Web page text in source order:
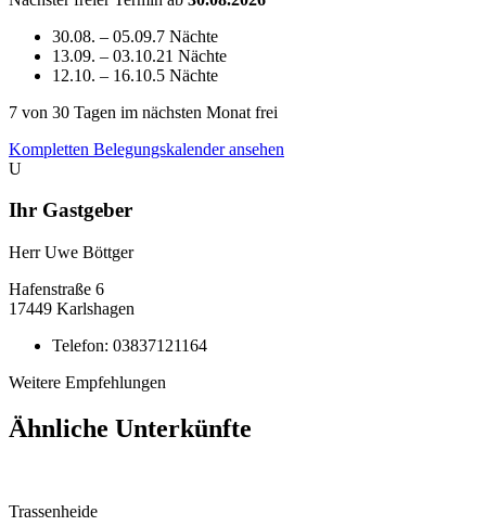
30.08. – 05.09.7 Nächte
13.09. – 03.10.21 Nächte
12.10. – 16.10.5 Nächte
7 von 30 Tagen im nächsten Monat frei
Kompletten Belegungskalender ansehen
U
Ihr Gastgeber
Herr Uwe Böttger
Hafenstraße 6
17449 Karlshagen
Telefon: 03837121164
Weitere Empfehlungen
Ähnliche Unterkünfte
Trassenheide